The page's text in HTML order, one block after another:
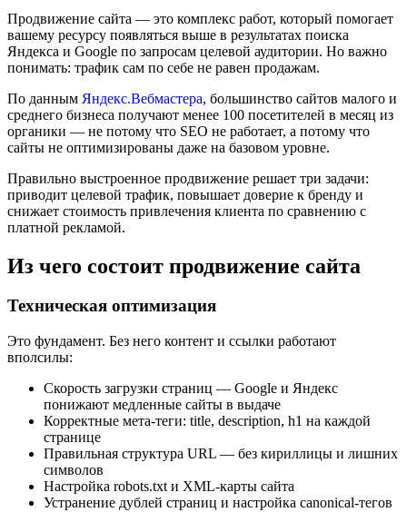
Продвижение сайта — это комплекс работ, который помогает
вашему ресурсу появляться выше в результатах поиска
Яндекса и Google по запросам целевой аудитории. Но важно
понимать: трафик сам по себе не равен продажам.
По данным Яндекс.Вебмастера, большинство сайтов малого и
среднего бизнеса получают менее 100 посетителей в месяц из
органики — не потому что SEO не работает, а потому что
сайты не оптимизированы даже на базовом уровне.
Правильно выстроенное продвижение решает три задачи:
приводит целевой трафик, повышает доверие к бренду и
снижает стоимость привлечения клиента по сравнению с
платной рекламой.
Из чего состоит продвижение сайта
Техническая оптимизация
Это фундамент. Без него контент и ссылки работают
вполсилы:
Скорость загрузки страниц — Google и Яндекс
понижают медленные сайты в выдаче
Корректные мета-теги: title, description, h1 на каждой
странице
Правильная структура URL — без кириллицы и лишних
символов
Настройка robots.txt и XML-карты сайта
Устранение дублей страниц и настройка canonical-тегов